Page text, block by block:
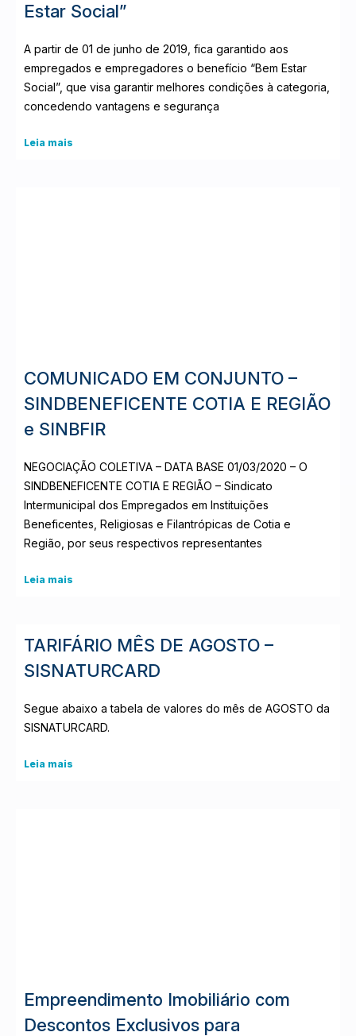
Estar Social”
A partir de 01 de junho de 2019, fica garantido aos
empregados e empregadores o benefício “Bem Estar
Social”, que visa garantir melhores condições à categoria,
concedendo vantagens e segurança
Leia mais
COMUNICADO EM CONJUNTO –
SINDBENEFICENTE COTIA E REGIÃO
e SINBFIR
NEGOCIAÇÃO COLETIVA – DATA BASE 01/03/2020 – O
SINDBENEFICENTE COTIA E REGIÃO – Sindicato
Intermunicipal dos Empregados em Instituições
Beneficentes, Religiosas e Filantrópicas de Cotia e
Região, por seus respectivos representantes
Leia mais
TARIFÁRIO MÊS DE AGOSTO –
SISNATURCARD
Segue abaixo a tabela de valores do mês de AGOSTO da
SISNATURCARD.
Leia mais
Empreendimento Imobiliário com
Descontos Exclusivos para